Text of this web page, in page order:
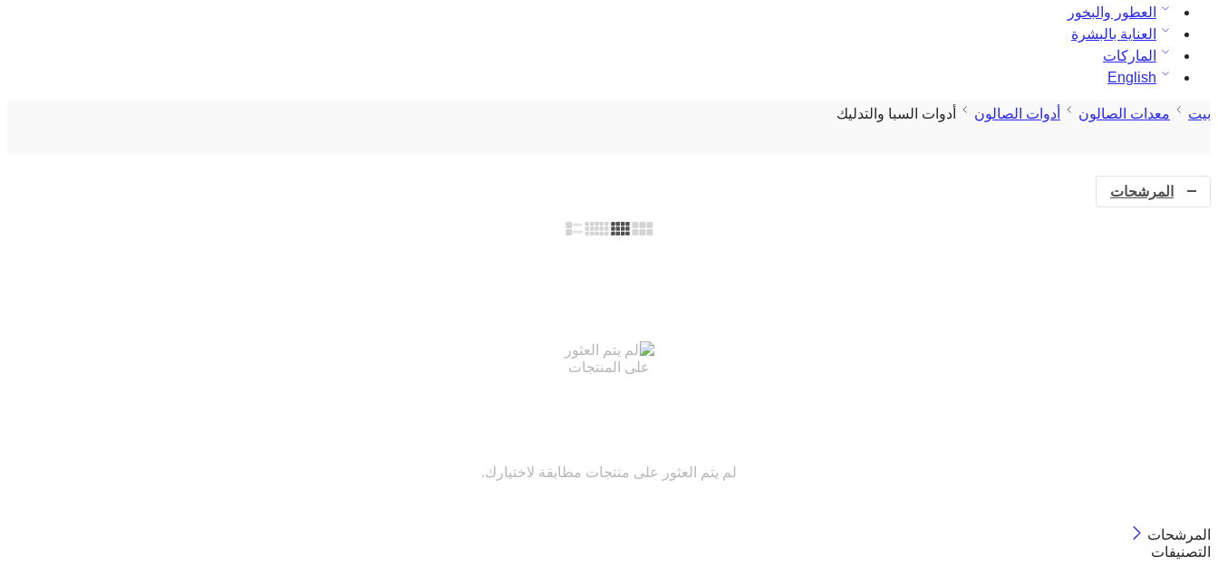
العطور والبخور
العناية بالبشرة
الماركات
English
بيت معدات الصالون أدوات الصالون أدوات السبا والتدليك
المرشحات
لم يتم العثور على منتجات مطابقة لاختيارك.
المرشحات
التصنيفات